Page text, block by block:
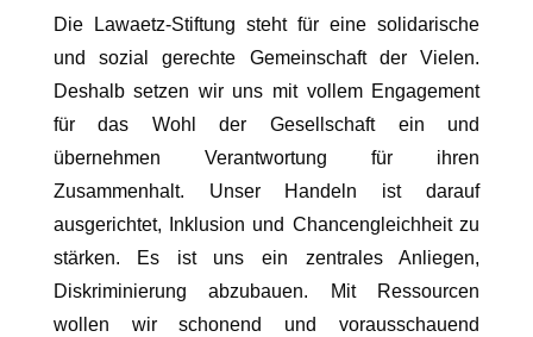
Die Lawaetz-Stiftung steht für eine solidarische
und sozial gerechte Gemeinschaft der Vielen.
Deshalb setzen wir uns mit vollem Engagement
für das Wohl der Gesellschaft ein und
übernehmen Verantwortung für ihren
Zusammenhalt. Unser Handeln ist darauf
ausgerichtet, Inklusion und Chancengleichheit zu
stärken. Es ist uns ein zentrales Anliegen,
Diskriminierung abzubauen. Mit Ressourcen
wollen wir schonend und vorausschauend